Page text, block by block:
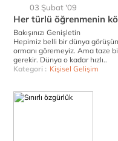
03 Şubat '09
Her türlü öğrenmenin
Bakışınızı Genişletin
Hepimiz belli bir dünya
ormanı göremeyiz. Ama taze
gerekir. Dünya o kadar hızlı..
Kategori : Kişisel Gelişim